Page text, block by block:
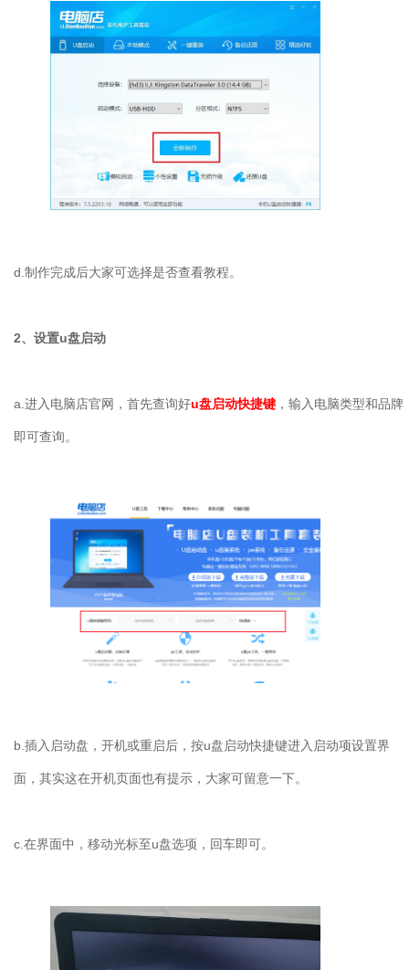
d. 制作完成后大家可选择是否查看教程。
2、设置u盘启动
a. 进入电脑店官网，首先查询好u盘启动快捷键 ，输入电脑类型和品牌
即可查询。
b. 插入启动盘，开机或重启后，按u盘启动快捷键进入启动项设置界
面，其实这在开机页面也有提示，大家可留意一下。
c. 在界面中，移动光标至u盘选项，回车即可。